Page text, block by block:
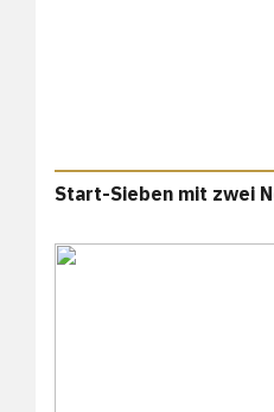
Start-Sieben mit zwei